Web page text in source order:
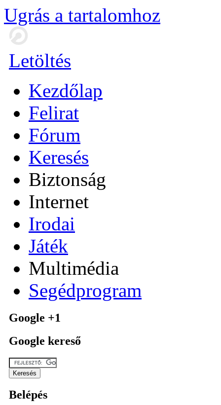
Ugrás a tartalomhoz
Letöltés
Kezdőlap
Felirat
Fórum
Keresés
Biztonság
Internet
Irodai
Játék
Multimédia
Segédprogram
Google +1
Google kereső
Belépés